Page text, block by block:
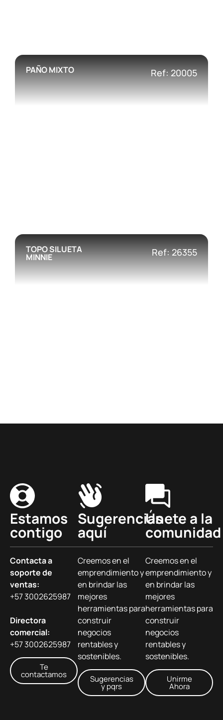
PAÑO MIXTO Ref: 20005
TOPO SILUETA
MINNIE Ref: 26355
Estamos
contigo
Contacta a
soporte de
ventas:
+57 3002625987
Directora
comercial:
+57 3002625987
Te
contactamos
Sugerencias
aquí
Creemos en el
emprendimiento y
en brindar las
mejores
herramientas para
construir
negocios
rentables y
sostenibles.
Sugerencias
y pqrs
Únete a la
comunidad
Creemos en el
emprendimiento y
en brindar las
mejores
herramientas para
construir
negocios
rentables y
sostenibles.
Unirme
Ahora